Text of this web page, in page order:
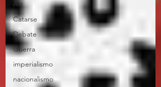
Art
Catarse
Debate
Guerra
imperialismo
nacionalismo